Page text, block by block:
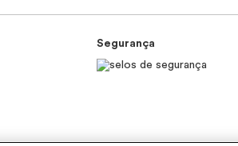
Segurança